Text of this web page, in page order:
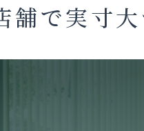
舗で実寸